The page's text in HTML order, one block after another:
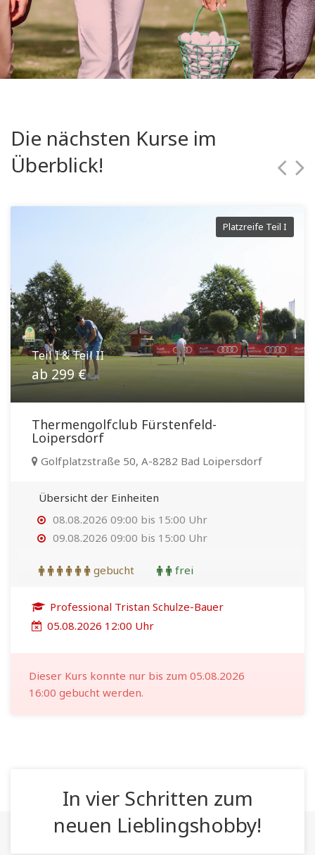
Die nächsten Kurse im
Überblick!
Platzreife Teil I
Teil I & Teil II
ab 299 €
Thermengolfclub Fürstenfeld-
Loipersdorf
Golfplatzstraße 50, A-8282 Bad Loipersdorf
Übersicht der Einheiten
08.08.2026 09:00 bis 15:00 Uhr
09.08.2026 09:00 bis 15:00 Uhr
gebucht frei
Professional Tristan Schulze-Bauer
05.08.2026 12:00 Uhr
Dieser Kurs konnte nur bis zum 05.08.2026
16:00 gebucht werden.
In vier Schritten zum
neuen Lieblingshobby!